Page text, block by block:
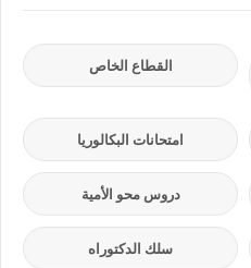
القطاع الخاص
امتحانات البكالوريا
دروس محو الأمية
سلك الدكتوراه